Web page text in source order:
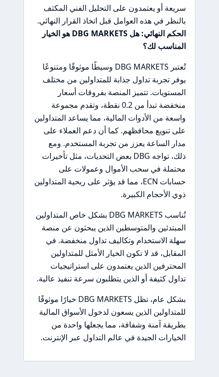
سريعة أو يعتمدون على التحليل الفني المكثف
بالنظر في هذه العوامل قبل اتخاذ القرار النهائي.
الحكم النهائي: هل DBG MARKETS هو الخيار
المناسب لك؟
تُعتبر DBG MARKETS وسيطًا موثوقًا ومتنوعًا
يوفر تجربة تداول جذابة للمتداولين من مختلف
المستويات. تتميز المنصة بفروقات أسعار
منخفضة تبدأ من 0.2 نقطة، وتقدم مجموعة
واسعة من الأدوات المالية، مما يساعد المتداولين
على تنويع محافظهم. كما أن دعم العملاء على
مدار الساعة يعزز من تجربة المستخدم. ومع
ذلك، تواجه DBG بعض التحديات، مثل تأخيرات
محتملة في سحب الأموال وعمولات على
حسابات ECN، مما قد يؤثر على ربحية المتداولين
ذوي الأحجام الكبيرة.
تُناسب DBG MARKETS بشكل خاص المتداولين
المبتدئين والمتوسطين الذين يبحثون عن منصة
سهلة الاستخدام وتكاليف تداول منخفضة. في
المقابل، قد لا تكون الخيار الأمثل للمتداولين
المحترفين الذين يعتمدون على استراتيجيات
تداول كثيفة أو الذين يتطلبون سرعة تنفيذ عالية.
بشكل عام، تظل DBG MARKETS خيارًا موثوقًا
للمتداولين الذين يسعون لدخول الأسواق المالية
بطريقة آمنة وشفافة، مما يجعلها واحدة من
الخيارات الجيدة في عالم التداول عبر الإنترنت.